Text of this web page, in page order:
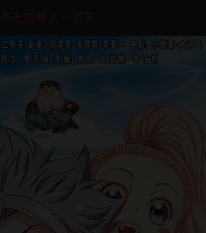
点击加载上一章节